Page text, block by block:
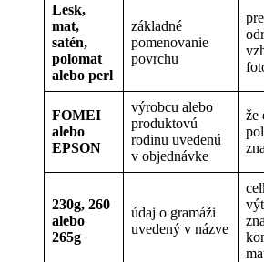
Lesk,
mat,
satén,
polomat
alebo perl
základné
pomenovanie
povrchu
FOMEI
alebo
EPSON
výrobcu alebo
produktovú
rodinu uvedenú
v objednávke
že
230g, 260
alebo
265g
údaj o gramáži
uvedený v názve